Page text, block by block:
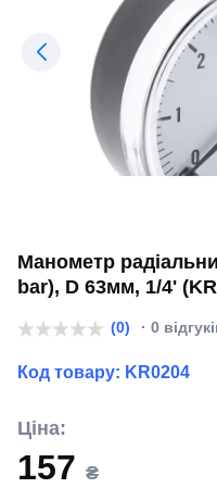
Манометр
bar), D 63мм, 1/4'
(0) · 0
Код товару: KR0204
Ціна:
157 ₴